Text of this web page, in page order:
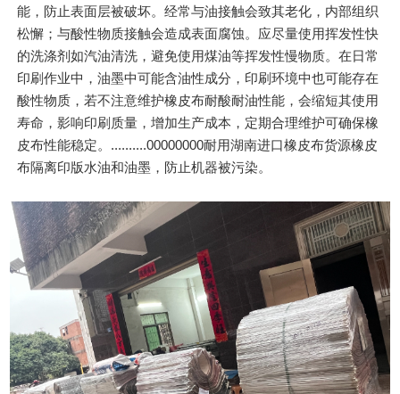
能，防止表面层被破坏。经常与油接触会致其老化，内部组织
松懈；与酸性物质接触会造成表面腐蚀。应尽量使用挥发性快
的洗涤剂如汽油清洗，避免使用煤油等挥发性慢物质。在日常
印刷作业中，油墨中可能含油性成分，印刷环境中也可能存在
酸性物质，若不注意维护橡皮布耐酸耐油性能，会缩短其使用
寿命，影响印刷质量，增加生产成本，定期合理维护可确保橡
皮布性能稳定。..........00000000耐用湖南进口橡皮布货源橡皮
布隔离印版水油和油墨，防止机器被污染。